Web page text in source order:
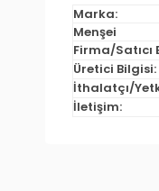
Marka:
Menşei
Firma/Satıcı
Üretici Bilgisi:
İthalatçı/
İletişim: